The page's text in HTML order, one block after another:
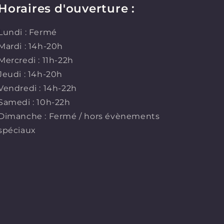
d'ouverture :
: Fermé
: 14h-20h
: 11h-22h
: 14h-20h
: 14h-22h
: 10h-22h
: Fermé / hors évènements